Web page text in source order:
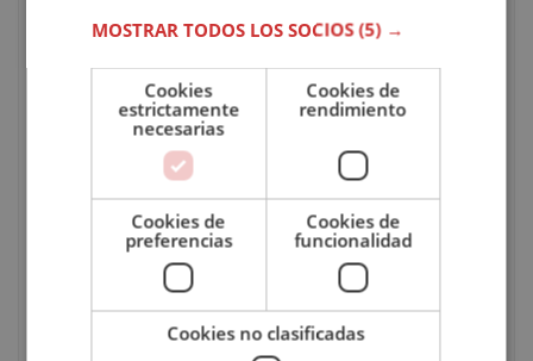
necesario para realizar la formación. A lo largo de la
que te ayudarán a prepararte para superar el examen
final. Podrás elegir la fecha para presentarte a examen
dentro del plazo de un año desde el momento de tu
Duración
Esta titulación tiene una carga lectiva aproximada
300 horas, pudiéndolas repartir a lo largo de todo un
MOSTRAR TODOS LOS SOCIOS(5) →
Cookies
estrictamente
necesarias
Cookies de
rendimiento
Cookies de
preferencias
Cookies de
funcionalidad
Cookies no clasificadas